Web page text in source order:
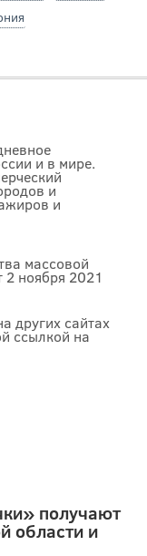
и в мире.
и
и
массовой
ноября 2021
других сайтах
ссылкой на
получают
области и